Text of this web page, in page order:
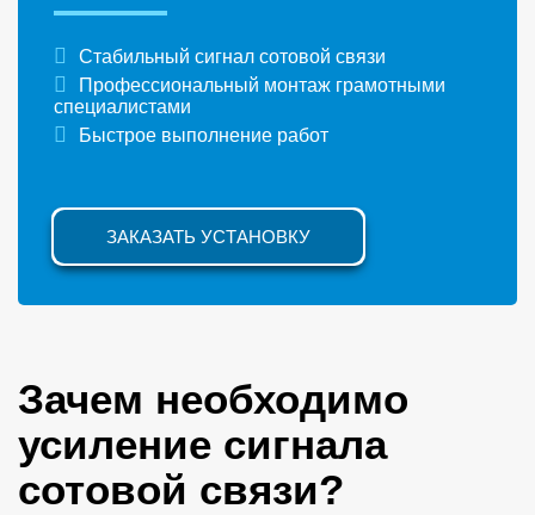
Стабильный сигнал сотовой связи
Профессиональный монтаж грамотными
специалистами
Быстрое выполнение работ
ЗАКАЗАТЬ УСТАНОВКУ
Зачем необходимо
усиление сигнала
сотовой связи?